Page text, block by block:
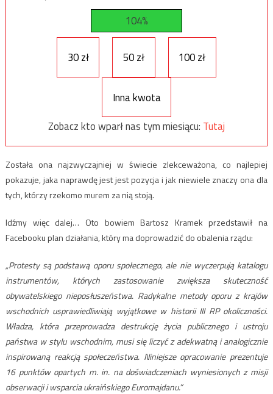
104%
30 zł 50 zł 100 zł
Inna kwota
Zobacz kto wparł nas tym miesiącu: Tutaj
Została ona najzwyczajniej w świecie zlekceważona, co najlepiej
pokazuje, jaka naprawdę jest jest pozycja i jak niewiele znaczy ona dla
tych, którzy rzekomo murem za nią stoją.
Idźmy więc dalej… Oto bowiem Bartosz Kramek przedstawił na
Facebooku plan działania, który ma doprowadzić do obalenia rządu:
„Protesty są podstawą oporu społecznego, ale nie wyczerpują katalogu
instrumentów, których zastosowanie zwiększa skuteczność
obywatelskiego nieposłuszeństwa. Radykalne metody oporu z krajów
wschodnich usprawiedliwiają wyjątkowe w historii III RP okoliczności.
Władza, która przeprowadza destrukcję życia publicznego i ustroju
państwa w stylu wschodnim, musi się liczyć z adekwatną i analogicznie
inspirowaną reakcją społeczeństwa. Niniejsze opracowanie prezentuje
16 punktów opartych m. in. na doświadczeniach wyniesionych z misji
obserwacji i wsparcia ukraińskiego Euromajdanu.”